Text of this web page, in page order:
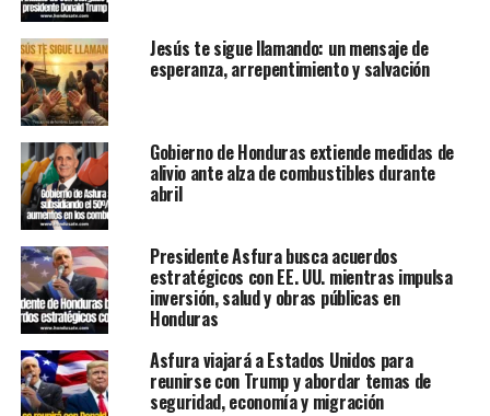
Jesús te sigue llamando: un mensaje de
esperanza, arrepentimiento y salvación
Gobierno de Honduras extiende medidas de
alivio ante alza de combustibles durante
abril
Presidente Asfura busca acuerdos
estratégicos con EE. UU. mientras impulsa
inversión, salud y obras públicas en
Honduras
Asfura viajará a Estados Unidos para
reunirse con Trump y abordar temas de
seguridad, economía y migración